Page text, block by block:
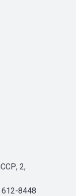
2,
8448